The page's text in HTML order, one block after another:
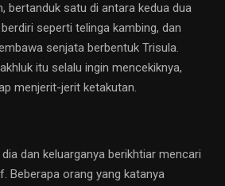
bertanduk satu di antara kedua dua
seperti telinga kambing, dan
senjata berbentuk Trisula.
itu selalu ingin mencekiknya,
menjerit-jerit ketakutan.
dan keluarganya berikhtiar mencari
Beberapa orang yang katanya